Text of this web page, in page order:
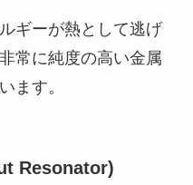
ギーが熱として逃げ
常に純度の高い金属
ます。
Resonator)